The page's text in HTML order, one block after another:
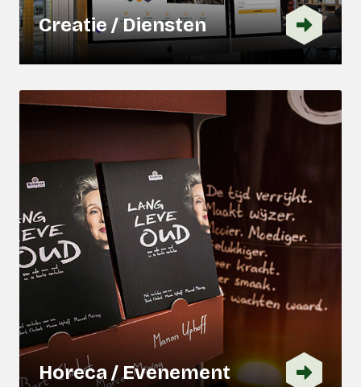
Creatie / Diensten
Horeca / Evenement